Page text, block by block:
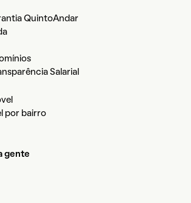
QuintoAndar
Salarial
por bairro
gente